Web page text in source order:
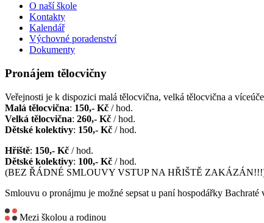
O naší škole
Kontakty
Kalendář
Výchovné poradenství
Dokumenty
Pronájem tělocvičny
Veřejnosti je k dispozici malá tělocvična, velká tělocvična a
Malá tělocvična: 150,- Kč / hod.
Velká tělocvična: 260,- Kč / hod.
Dětské kolektivy: 150,- Kč / hod.
Hřiště: 150,- Kč / hod.
Dětské kolektivy: 100,- Kč / hod.
(BEZ ŘÁDNÉ SMLOUVY VSTUP NA HŘIŠTĚ
Smlouvu o pronájmu je možné sepsat u paní hospodářky
Mezi školou a rodinou